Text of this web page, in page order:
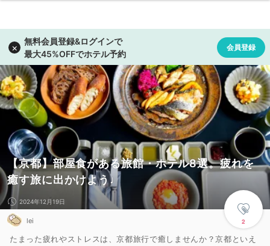
【京都】部屋食がある旅館・ホテル8選。疲れを
癒す旅に出かけよう♩
2
2024年12月19日
lei
たまった疲れやストレスは、京都旅行で癒しませんか？京都といえ